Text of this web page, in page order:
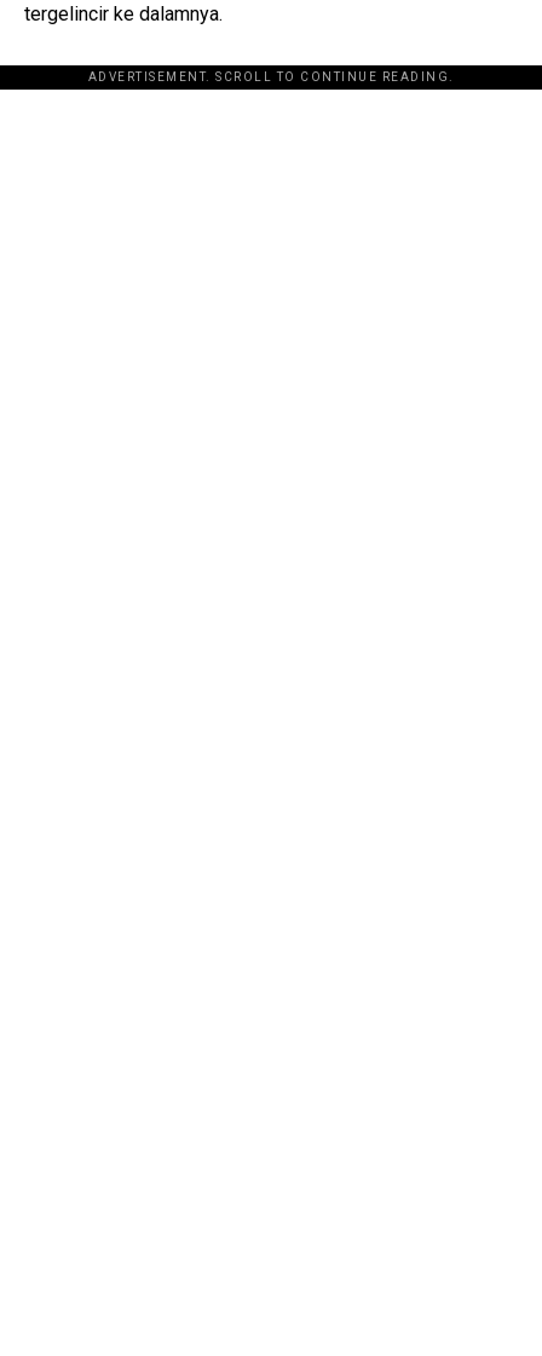
tergelincir ke dalamnya.
ADVERTISEMENT. SCROLL TO CONTINUE READING.